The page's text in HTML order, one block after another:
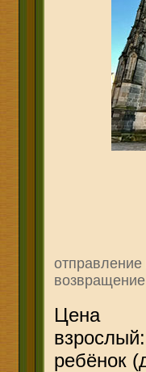
Цена
взрослый:
ребёнок